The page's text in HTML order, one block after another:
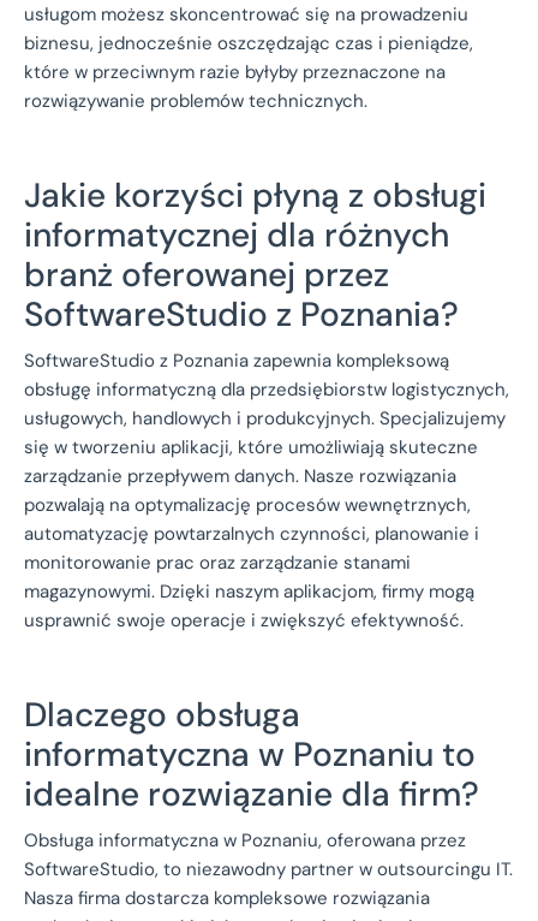
usługom możesz skoncentrować się na prowadzeniu
biznesu, jednocześnie oszczędzając czas i pieniądze,
które w przeciwnym razie byłyby przeznaczone na
rozwiązywanie problemów technicznych.
Jakie korzyści płyną z obsługi
informatycznej dla różnych
branż oferowanej przez
SoftwareStudio z Poznania?
SoftwareStudio z Poznania zapewnia kompleksową
obsługę informatyczną dla przedsiębiorstw logistycznych,
usługowych, handlowych i produkcyjnych. Specjalizujemy
się w tworzeniu aplikacji, które umożliwiają skuteczne
zarządzanie przepływem danych. Nasze rozwiązania
pozwalają na optymalizację procesów wewnętrznych,
automatyzację powtarzalnych czynności, planowanie i
monitorowanie prac oraz zarządzanie stanami
magazynowymi. Dzięki naszym aplikacjom, firmy mogą
usprawnić swoje operacje i zwiększyć efektywność.
Dlaczego obsługa
informatyczna w Poznaniu to
idealne rozwiązanie dla firm?
Obsługa informatyczna w Poznaniu, oferowana przez
SoftwareStudio, to niezawodny partner w outsourcingu IT.
Nasza firma dostarcza kompleksowe rozwiązania